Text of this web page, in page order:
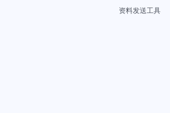
资料发送工具